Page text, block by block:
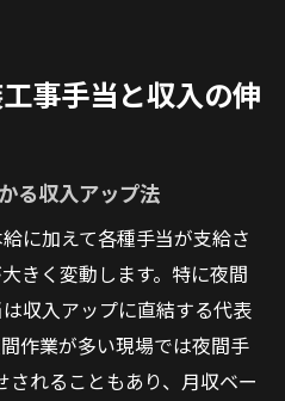
事手当と収入の伸
る収入アップ法
に加えて各種手当が支給さ
きく変動します。特に夜間
収入アップに直結する代表
作業が多い現場では夜間手
されることもあり、月収ベー